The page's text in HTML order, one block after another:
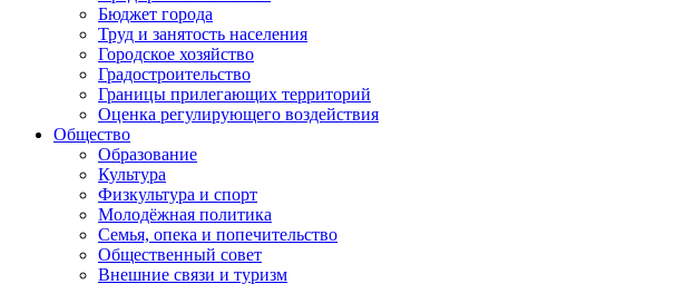
Бюджет города
Труд и занятость населения
Городское хозяйство
Градостроительство
Границы прилегающих территорий
Оценка регулирующего воздействия
Общество
Образование
Культура
Физкультура и спорт
Молодёжная политика
Семья, опека и попечительство
Общественный совет
Внешние связи и туризм